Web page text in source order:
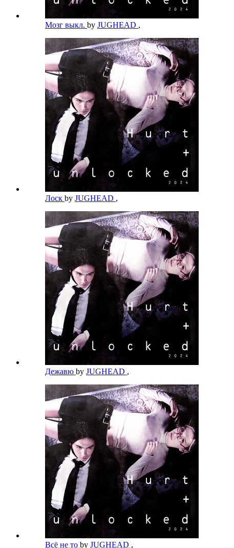
Мозг выкл. by JUGHEAD ,
Лоск by JUGHEAD ,
Дежавю by JUGHEAD ,
Всё не то by JUGHEAD ,